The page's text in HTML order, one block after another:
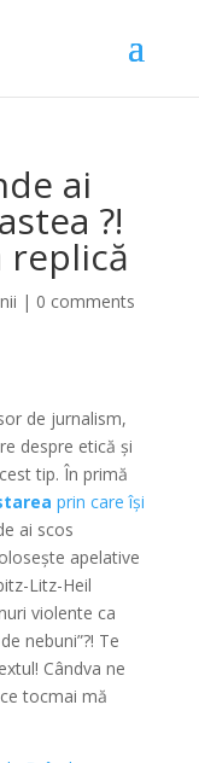
ai
?!
replică
| 0 comments
de jurnalism,
despre etică și
tip. În primă
prin care își
ai scos
apelative
Litz-Heil
violente ca
nebuni”?! Te
Cândva ne
tocmai mă